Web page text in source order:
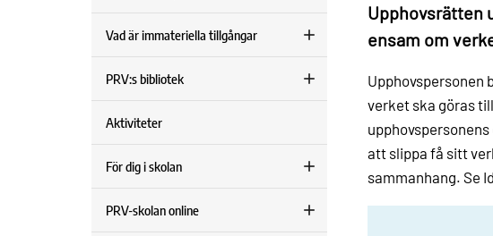
Vad är immateriella tillgångar
PRV:s bibliotek
Aktiviteter
För dig i skolan
PRV-skolan online
Upphovsrätten
ensam om
Upphovspersonen
verket ska göras
att slippa få sitt
sammanhang. Se